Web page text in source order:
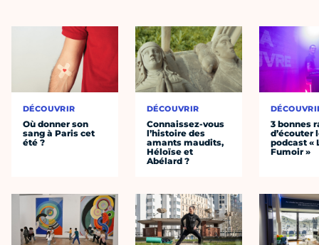
DÉCOUVRIR
Où donner son
sang à Paris cet
été ?
DÉCOUVRIR
Connaissez-vous
l’histoire des
amants maudits,
Héloïse et
Abélard ?
3 bonnes
d’écouter
podcast «
Fumoir »